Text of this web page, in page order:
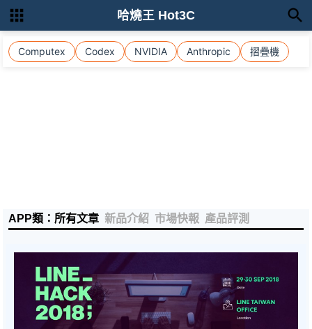
Computex Codex NVIDIA Anthropic 摺疊機
哈燒王 Hot3C
APP類：所有文章 新品介紹 市場快報 產品評測